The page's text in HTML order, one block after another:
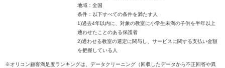
地域：全国
条件：以下すべての条件を満たす人
1)過去4年以内に、対象の教室に小学生未満の子供を半年以上
通わせたことのある保護者
2)通わせる教室の選定に関与し、サービスに関する支払い金額
を把握している人
※オリコン顧客満足度ランキングは、データクリーニング（回収したデータから不正回答や異